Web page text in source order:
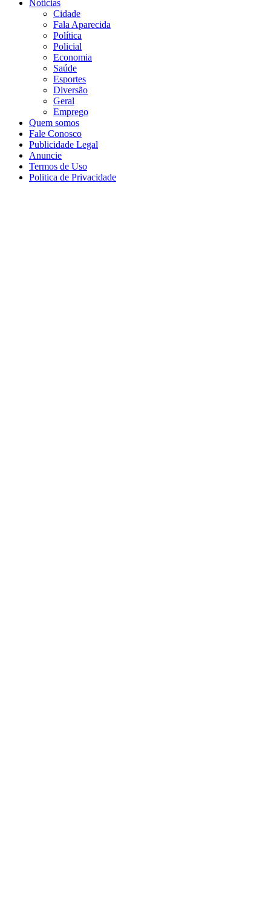
Notícias
Cidade
Fala Aparecida
Política
Policial
Economia
Saúde
Esportes
Diversão
Geral
Emprego
Quem somos
Fale Conosco
Publicidade Legal
Anuncie
Termos de Uso
Politica de Privacidade